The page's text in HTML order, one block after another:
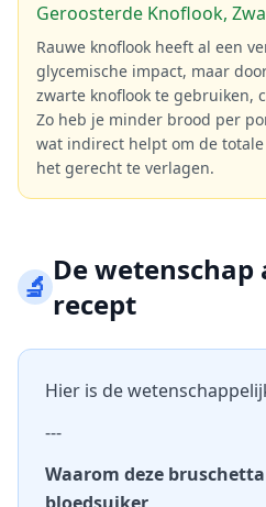
Geroosterde Knoflook,
Rauwe knoflook heeft al een
glycemische impact, maar
zwarte knoflook te gebruiken,
Zo heb je minder brood per
wat indirect helpt om de
het gerecht te verlagen.
🔬De
recept
Hier is de
---
Waarom deze